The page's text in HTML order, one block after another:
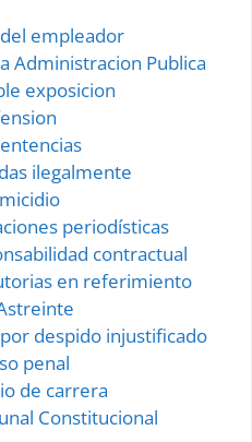
empleador
Administracion Publica
exposicion
ilegalmente
periodísticas
contractual
en referimiento
despido injustificado
penal
de carrera
Constitucional